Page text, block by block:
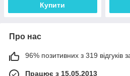
Купити
Про нас
96% позитивних з 319 відгуків
Працює з 15.05.2013